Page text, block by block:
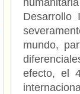
Desarrollo
mundo,
efecto, el